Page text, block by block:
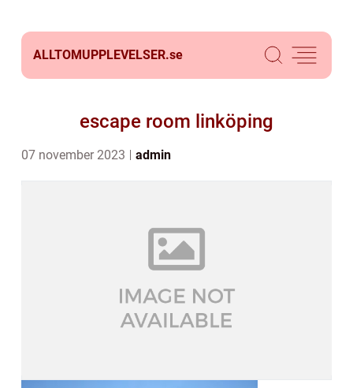
ALLTOMUPPLEVELSER.se
escape room linköping
07 november 2023 admin